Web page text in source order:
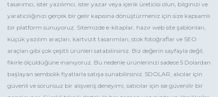
tasarımcı, ister yazılımcı, ister yazar veya içerik üreticisi olun, bilginizi ve
yaratıcılığınızı gerçek bir gelir kapısına dönüştürmeniz için size kapsamlı
bir platform sunuyoruz. Sitemizde e-kitaplar, hazır web site şablonları,
küçük yazılım araçları, kartvizit tasarımları, stok fotoğraflar ve SEO
araçları gibi çok çeşitli ürünleri satabilirsiniz. Biz değerin sayfayla değil,
fikirle ölçüldüğüne inanıyoruz. Bu nedenle ürünlerinizi sadece 5 Dolardan
başlayan sembolik fiyatlarla satışa sunabilirsiniz. 5DOLAR, alıcılar için
güvenli ve sorunsuz bir alışveriş deneyimi, satıcılar için ise güvenilir bir